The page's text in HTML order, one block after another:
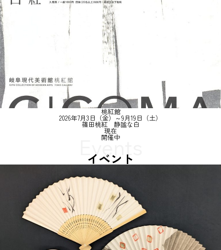
桃紅館
2026年7月3日（金）～9月19日（土）
篠田桃紅 静謐な白
現在
開催中
イベント